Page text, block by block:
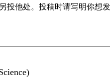
他处。投稿时请写明你想